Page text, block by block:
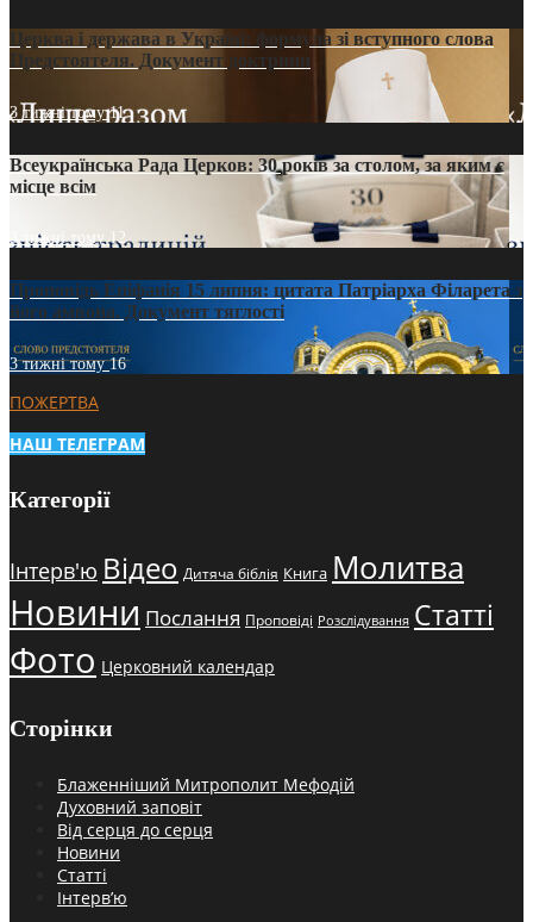
Церква і держава в Україні: формула зі вступного слова
Предстоятеля. Документ доктрини
3 тижні тому11
Всеукраїнська Рада Церков: 30 років за столом, за яким є
місце всім
3 тижні тому12
Проповідь Епіфанія 15 липня: цитата Патріарха Філарета з
його амвона. Документ тяглості
3 тижні тому16
ПОЖЕРТВА
НАШ ТЕЛЕГРАМ
Категорії
Інтерв'ю Відео Дитяча біблія Книга Молитва
Новини Послання Проповіді Розслідування Статті
Фото Церковний календар
Сторінки
Блаженніший Митрополит Мефодій
Духовний заповіт
Від серця до серця
Новини
Статті
Інтерв’ю